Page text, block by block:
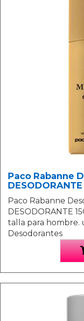
Paco Rabanne
DESODORANTE
Paco Rabanne
DESODORANTE
talla para hombre.
Desodorantes